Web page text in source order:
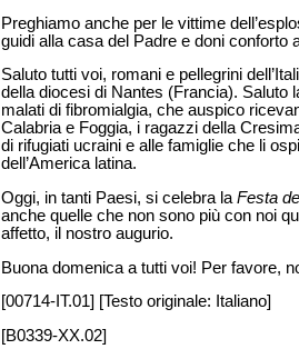
Preghiamo anche per le vittime
guidi alla casa del Padre e doni conforto
Saluto tutti voi, romani e pellegrini
della diocesi di Nantes (Francia). Saluto
malati di fibromialgia, che auspico
Calabria e Foggia, i ragazzi della
di rifugiati ucraini e alle famiglie che li
dell’America latina.
Oggi, in tanti Paesi, si celebra la Festa
anche quelle che non sono più con noi
affetto, il nostro augurio.
Buona domenica a tutti voi! Per favore,
[00714-IT.01] [Testo originale: Italiano]
[B0339-XX.02]